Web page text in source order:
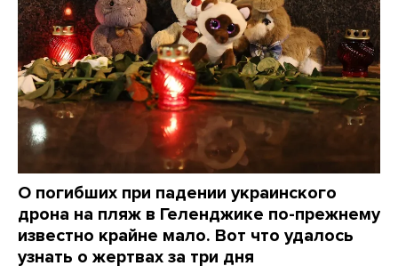
О погибших при падении украинского
дрона на пляж в Геленджике по-прежнему
известно крайне мало. Вот что удалось
узнать о жертвах за три дня